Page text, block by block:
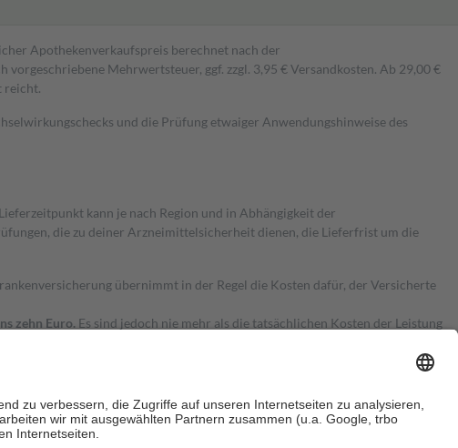
Apothekenverkaufspreis berechnet nach der
Mehrwertsteuer, ggf. zzgl. 3,95 € Versandkosten. Ab 29,00 €
reicht.
und die Prüfung etwaiger Anwendungshinweise des
kann je nach Region und in Abhängigkeit der
die zu deiner Arzneimittelsicherheit dienen, die Lieferfrist um die
übernimmt in der Regel die Kosten dafür, der Versicherte
zehn Euro. Es sind jedoch nie mehr als die tatsächlichen Kosten der Leistung
keine Zuzahlungen an bei: